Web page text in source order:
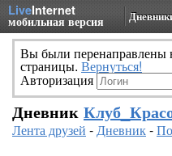
LiveInternet
мобильная версия
Вы были
страницы. Вернуться!
Авторизация
Дневник
Лента друзей -Дневник-